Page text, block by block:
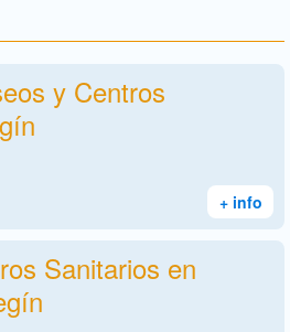
y Centros
+ info
Sanitarios en